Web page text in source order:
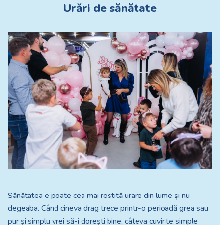
Urări de sănătate
Sănătatea e poate cea mai rostită urare din lume și nu
degeaba. Când cineva drag trece printr-o perioadă grea sau
pur și simplu vrei să-i dorești bine, câteva cuvinte simple